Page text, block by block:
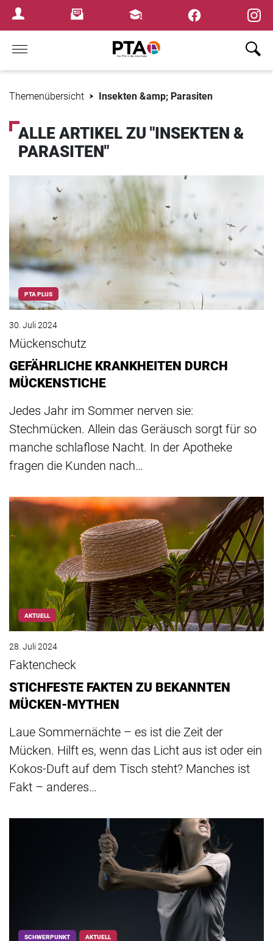
Login MenuNewsletterFortbildungen
Home
Themenübersicht Insekten &amp; Parasiten
ALLE ARTIKEL ZU "INSEKTEN &
PARASITEN"
PTA PLUS
30. Juli 2024
Mückenschutz
GEFÄHRLICHE KRANKHEITEN DURCH
MÜCKENSTICHE
Jedes Jahr im Sommer nerven sie:
Stechmücken. Allein das Geräusch sorgt für so
manche schlaflose Nacht. In der Apotheke
fragen die Kunden nach…
AKTUELL
28. Juli 2024
Faktencheck
STICHFESTE FAKTEN ZU BEKANNTEN
MÜCKEN-MYTHEN
Laue Sommernächte – es ist die Zeit der
Mücken. Hilft es, wenn das Licht aus ist oder ein
Kokos-Duft auf dem Tisch steht? Manches ist
Fakt – anderes…
SCHWERPUNKT AKTUELL
×